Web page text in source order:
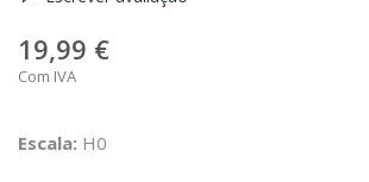
19,99 €
Com IVA
Escala: H0